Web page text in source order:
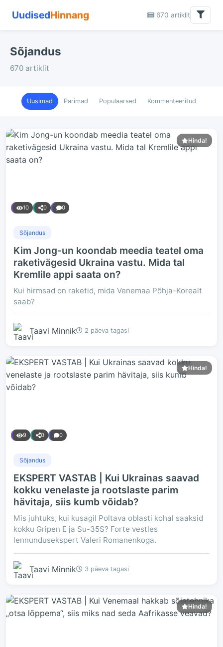
UudisedHinnang 670 artiklit
Sõjandus
670 artiklit
Uusimad Parimad Populaarsed Kommenteeritud
Hinda!
10 0 0
Sõjandus
Kim Jong-un koondab meedia teatel oma
raketivägesid Ukraina vastu. Mida tal
Kremlile appi saata on?
Kui hirmsad on raketid, mida Venemaa Põhja-Korealt
saab?
Taavi Minnik 2 päeva tagasi
Hinda!
9 0 0
Sõjandus
EKSPERT VASTAB | Kui Ukrainas saavad
kokku venelaste ja rootslaste parim
hävitaja, siis kumb võidab?
Mis juhtuks, kui kusagil Poltava oblasti kohal saaksid
kokku Gripen E ja Su-35S? Forte vestles
lennundusekspert Valeri Romanenkoga.
Taavi Minnik 3 päeva tagasi
Hinda!